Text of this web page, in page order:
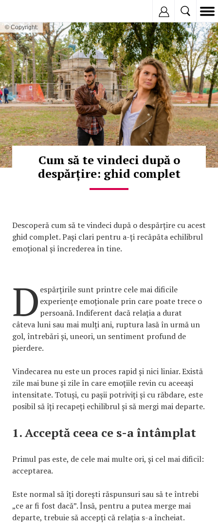
© Copyright:
Cum să te vindeci după o
despărțire: ghid complet
Descoperă cum să te vindeci după o despărțire cu acest
ghid complet. Pași clari pentru a-ți recăpăta echilibrul
emoțional și încrederea în tine.
D espărțirile sunt printre cele mai dificile
experiențe emoționale prin care poate trece o
persoană. Indiferent dacă relația a durat
câteva luni sau mai mulți ani, ruptura lasă în urmă un
gol, întrebări și, uneori, un sentiment profund de
pierdere.
Vindecarea nu este un proces rapid și nici liniar. Există
zile mai bune și zile în care emoțiile revin cu aceeași
intensitate. Totuși, cu pașii potriviți și cu răbdare, este
posibil să îți recapeți echilibrul și să mergi mai departe.
1. Acceptă ceea ce s-a întâmplat
Primul pas este, de cele mai multe ori, și cel mai dificil:
acceptarea.
Este normal să îți dorești răspunsuri sau să te întrebi
„ce ar fi fost dacă”. Însă, pentru a putea merge mai
departe, trebuie să accepți că relația s-a încheiat.